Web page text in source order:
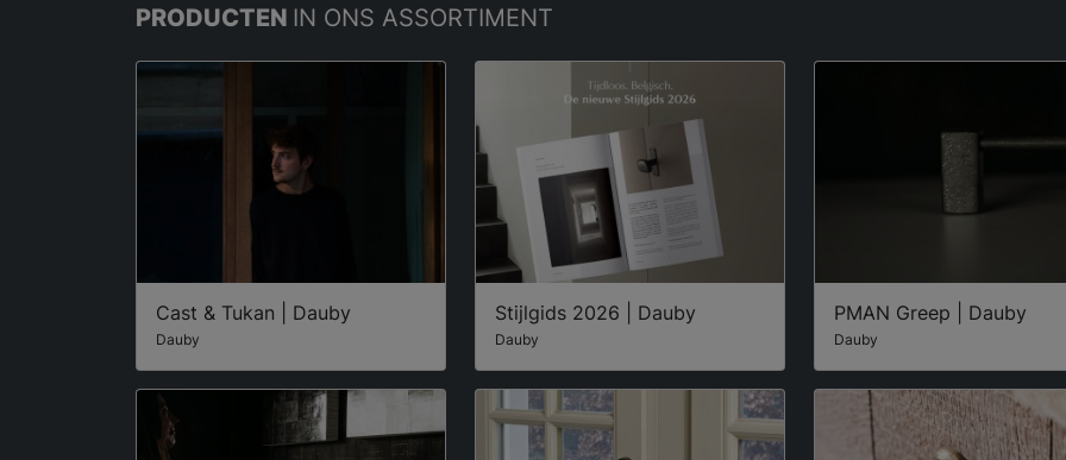
PRODUCTEN IN ONS ASSORTIMENT
Cast & Tukan | Dauby
Dauby
Stijlgids 2026 | Dauby
Dauby
PMAN Greep | Dauby
Dauby